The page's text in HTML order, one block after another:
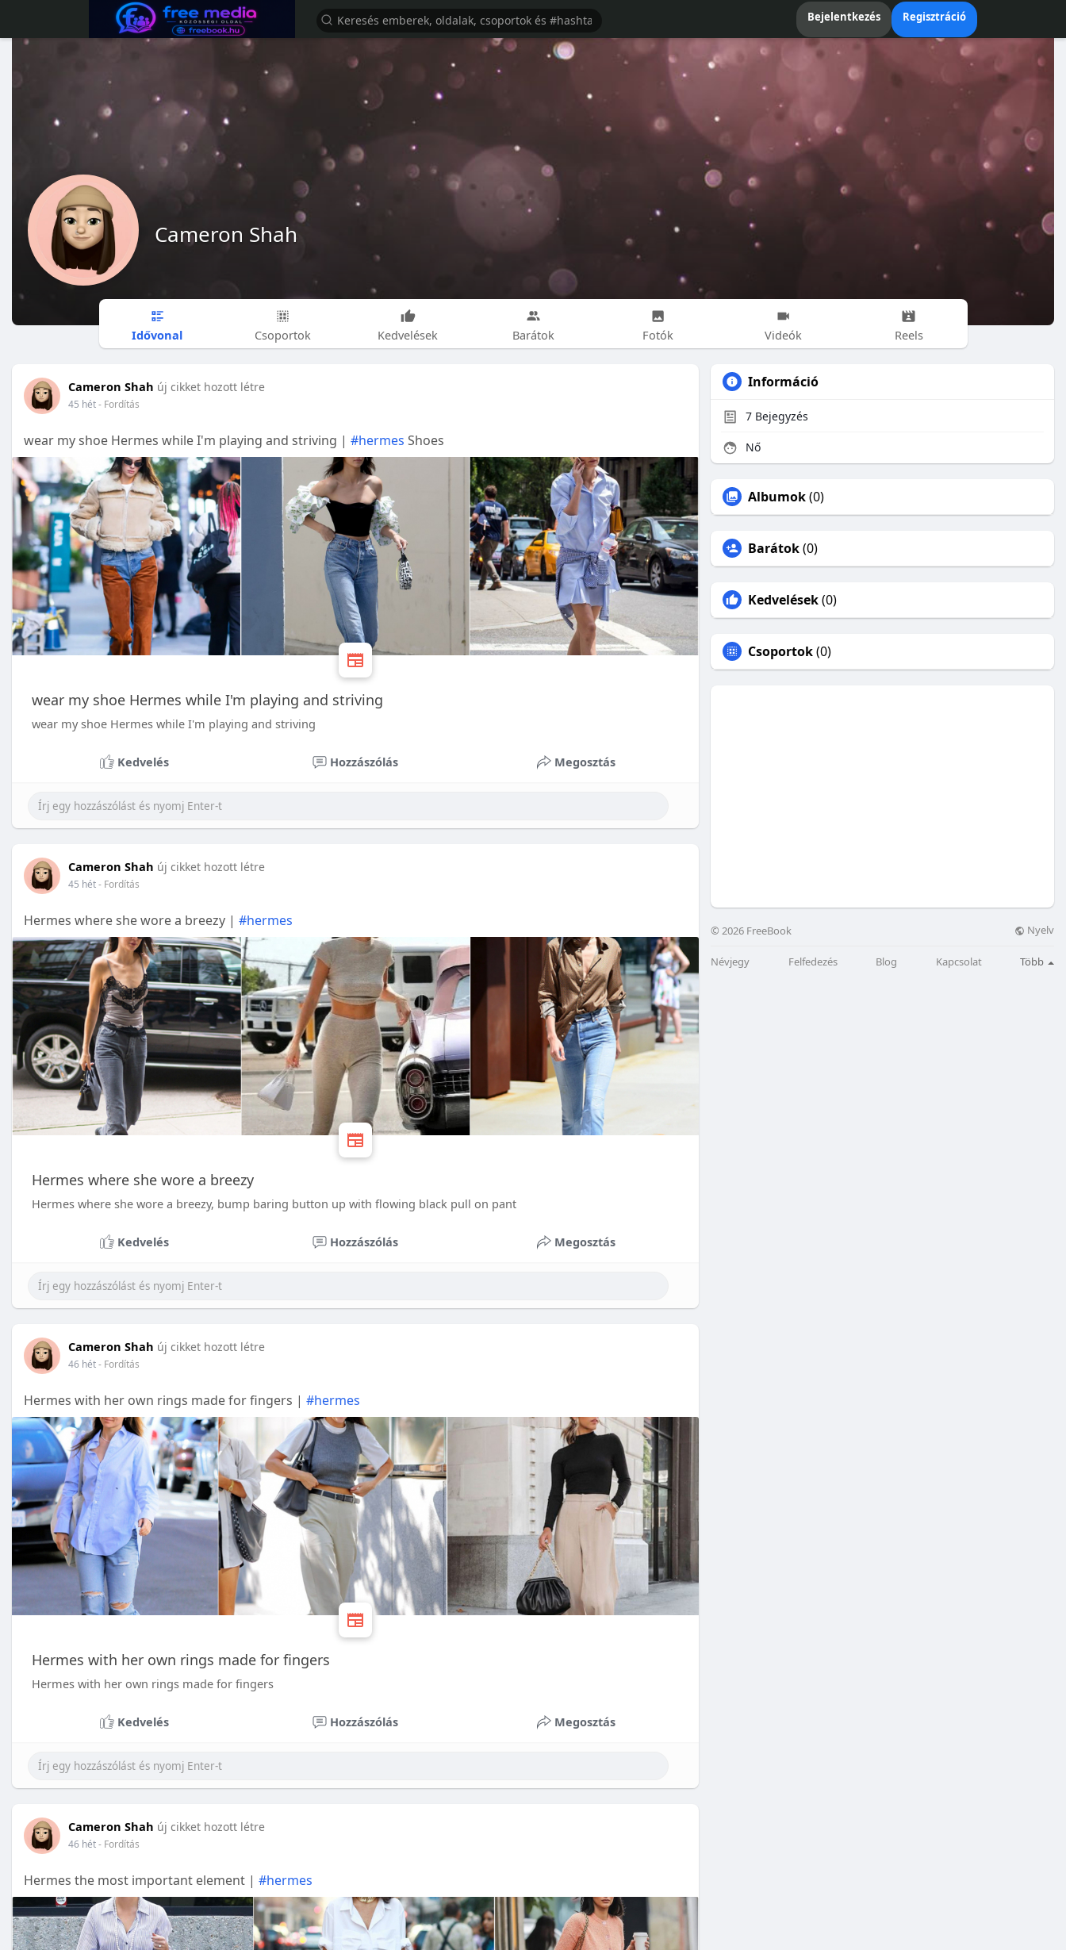
Bejelentkezés Regisztráció
Cameron Shah
Idővonal Csoportok Kedvelések Barátok Fotók Videók Reels
Cameron Shah új cikket hozott létre
45 hét- Fordítás
wear my shoe Hermes while I'm playing and striving | #hermes Shoes
wear my shoe Hermes while I'm playing and striving
wear my shoe Hermes while I'm playing and striving
Kedvelés Hozzászólás Megosztás
Cameron Shah új cikket hozott létre
45 hét- Fordítás
Hermes where she wore a breezy | #hermes
Hermes where she wore a breezy
Hermes where she wore a breezy, bump baring button up with flowing black pull on pant
Kedvelés Hozzászólás Megosztás
Cameron Shah új cikket hozott létre
46 hét- Fordítás
Hermes with her own rings made for fingers | #hermes
Hermes with her own rings made for fingers
Hermes with her own rings made for fingers
Kedvelés Hozzászólás Megosztás
Cameron Shah új cikket hozott létre
46 hét- Fordítás
Hermes the most important element | #hermes
Információ
7 Bejegyzés
Nő
Albumok(0)
Barátok(0)
Kedvelések(0)
Csoportok(0)
© 2026 FreeBook Nyelv
Névjegy Felfedezés Blog Kapcsolat Több